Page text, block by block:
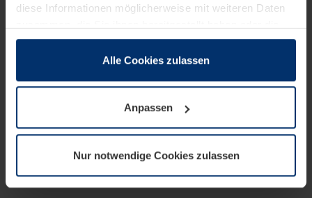
diese Informationen möglicherweise mit weiteren Daten
sie im Rahmen Ihrer Nutzung der Dienste gesammelt
wenn diese für den Betrieb dieser Seite unbedingt
notwendig sind. Für alle anderen Cookie-Typen benötigen
wir Ihre Erlaubnis. Ihre Einwilligung können Sie jederzeit
Datenschutzerklärungunserer Website ändern oder
widerrufen.
Alle Cookies zulassen
Anpassen
Nur notwendige Cookies zulassen